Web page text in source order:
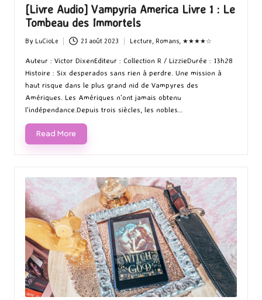
[Livre Audio] Vampyria America Livre 1 : Le
Tombeau des Immortels
Posted
by
By LuCioLe 21 août 2023
in
Lecture, Romans, ★★★★☆
Auteur : Victor DixenEditeur : Collection R / LizzieDurée : 13h28
Histoire : Six desperados sans rien à perdre. Une mission à
haut risque dans le plus grand nid de Vampyres des
Amériques. Les Amériques n'ont jamais obtenu
l'indépendance.Depuis trois siècles, les nobles…
Read More